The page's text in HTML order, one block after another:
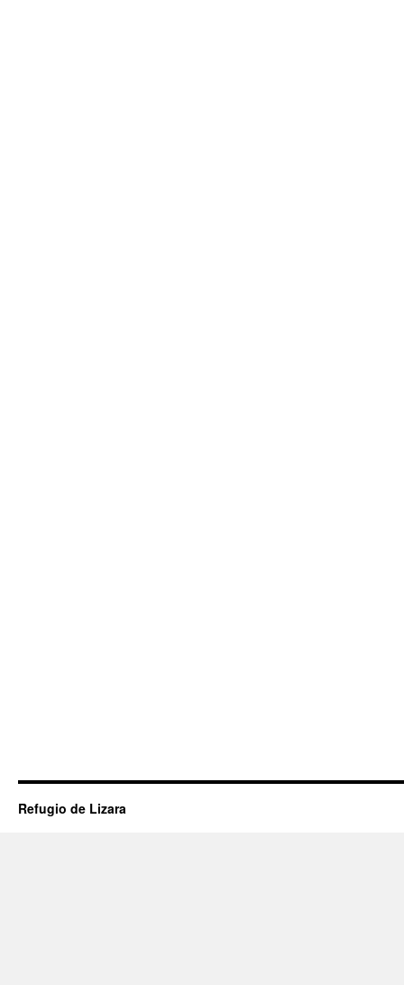
Refugio de Lizara